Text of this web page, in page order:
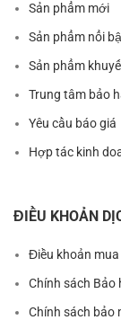
Sản phẩm mới
Sản phẩm nổi
Sản phẩm
Trung tâm bảo
Yêu cầu báo giá
Hợp tác kinh
ĐIỀU KHOẢN
Điều khoản
Chính sách Bảo
Chính sách bảo